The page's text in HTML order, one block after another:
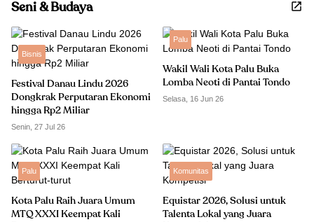
Seni & Budaya
Bisnis
Festival Danau Lindu 2026
Dongkrak Perputaran Ekonomi
hingga Rp2 Miliar
Senin, 27 Jul 26
Palu
Wakil Wali Kota Palu Buka
Lomba Neoti di Pantai Tondo
Selasa, 16 Jun 26
Palu
Kota Palu Raih Juara Umum
MTQ XXXI Keempat Kali
Komunitas
Equistar 2026, Solusi untuk
Talenta Lokal yang Juara